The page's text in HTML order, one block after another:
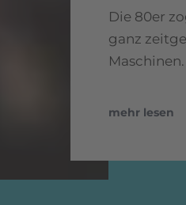
Die 80er
ganz
Maschinen.
mehr lesen